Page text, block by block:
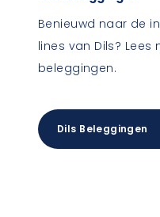
Benieuwd naar de
lines van Dils? Lees
beleggingen.
Dils Beleggingen